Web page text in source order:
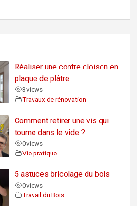
Réaliser une contre cloison en
plaque de plâtre
3views
Travaux de rénovation
Comment retirer une vis qui
tourne dans le vide ?
0views
Vie pratique
5 astuces bricolage du bois
0views
Travail du Bois